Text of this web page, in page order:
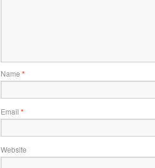
Name *
Email *
Website